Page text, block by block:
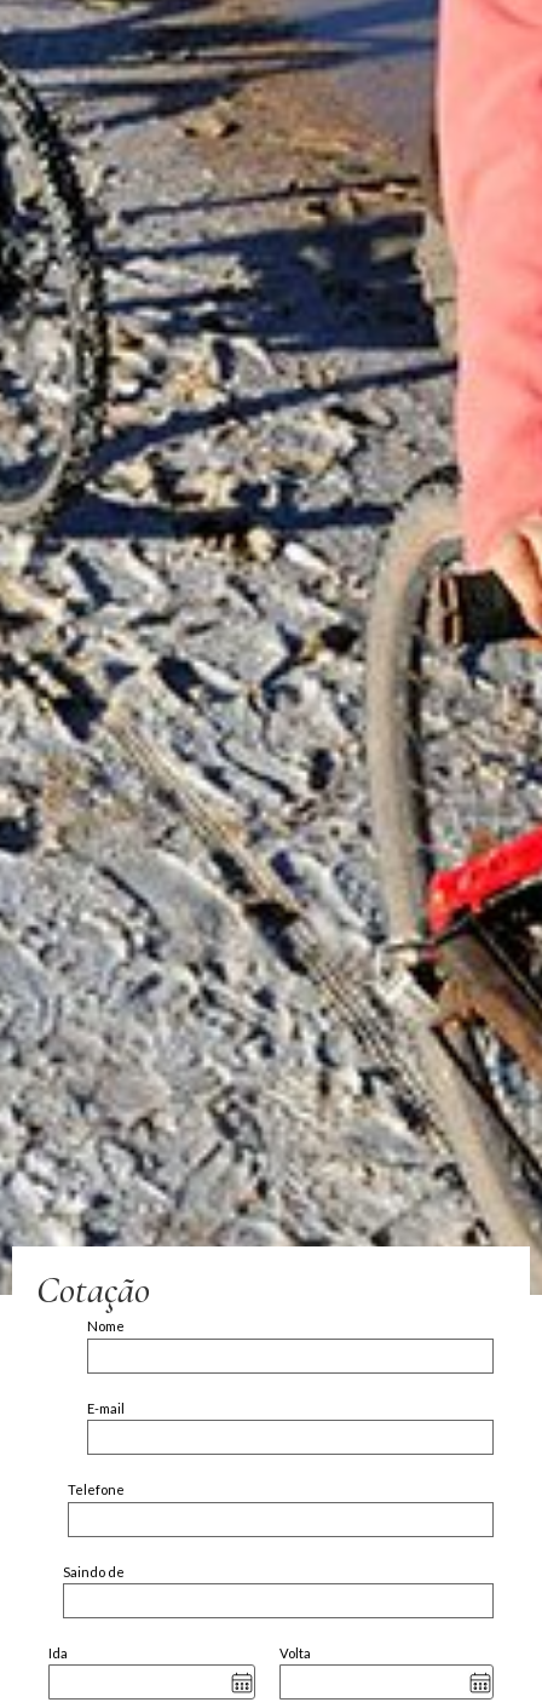
Cotação
Nome
E-mail
Telefone
Saindo de
Ida Volta